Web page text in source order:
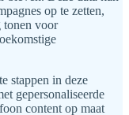
op te zetten,
tonen voor
stappen in deze
gepersonaliseerde
content op maat